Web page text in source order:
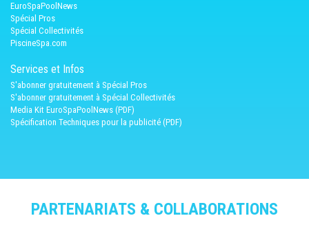
EuroSpaPoolNews
Spécial Pros
Spécial Collectivités
PiscineSpa.com
Services et Infos
S'abonner gratuitement à Spécial Pros
S'abonner gratuitement à Spécial Collectivités
Media Kit EuroSpaPoolNews (PDF)
Spécification Techniques pour la publicité (PDF)
PARTENARIATS & COLLABORATIONS